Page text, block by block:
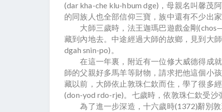
(dar kha-che klu-hbum dge)，母親名叫馨茂
的同族人也全部信仰三寶，族中還有不少出家
大師三歲時，法王迦瑪巴遊戲金剛
藏到內地去。中途經過大師的故鄉，見到大
dgah snin-po)。
在這一年裏，附近有一位修大威德得成就
師的父親好多馬羊等財物，請求把他這個小
藏以前，大師依止敦珠仁欽而住，學了很多
(don-yod rdo-rje)。七歲時，依敦珠仁欽受沙
為了進一步深造，十六歲時(1372)辭別敦